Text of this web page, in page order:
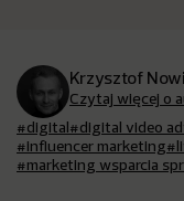
Krzysztof
Czytaj więcej o
#digital#digital video
#influencer marketing
#marketing wsparcia